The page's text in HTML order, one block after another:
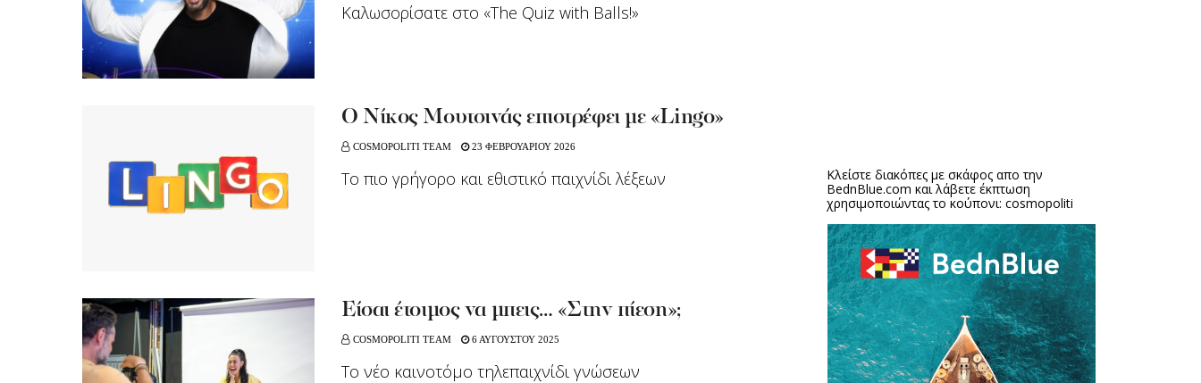
Καλωσορίσατε στο «The Quiz with Balls!»
Ο Νίκος Μουτσινάς επιστρέφει με «Lingo»
COSMOPOLITI TEAM 23 ΦΕΒΡΟΥΑΡΙΟΥ 2026
Tο πιο γρήγορο και εθιστικό παιχνίδι λέξεων
Είσαι έτοιμος να μπεις… «Στην πίεση»;
COSMOPOLITI TEAM 6 ΑΥΓΟΥΣΤΟΥ 2025
Το νέο καινοτόμο τηλεπαιχνίδι γνώσεων
Κλείστε διακόπες με σκάφος απο την
BednBlue.com και λάβετε έκπτωση
χρησιμοποιώντας το κούπονι: cosmopoliti